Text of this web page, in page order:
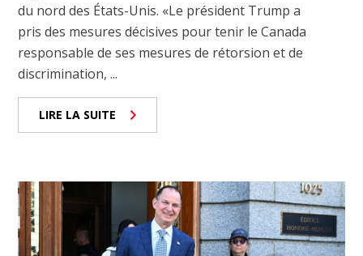
du nord des États-Unis. «Le président Trump a
pris des mesures décisives pour tenir le Canada
responsable de ses mesures de rétorsion et de
discrimination, ...
LIRE LA SUITE